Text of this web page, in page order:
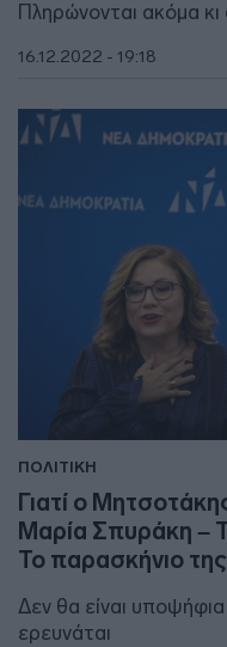
Πληρώνονται ακόμα
16.12.2022 - 19:18
ΠΟΛΙΤΙΚΗ
Γιατί ο
Μαρία Σπυράκη –
Το παρασκήνιο
Δεν θα είναι
ερευνάται